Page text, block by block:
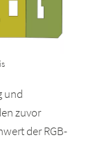
und
zuvor
der RGB-